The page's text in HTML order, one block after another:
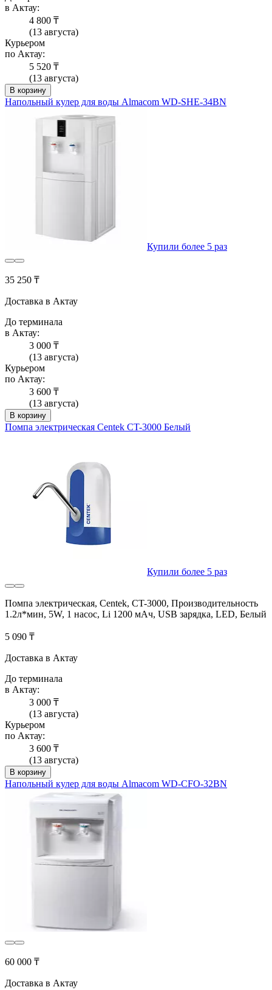
в Актау:
4 800 ₸
(13 августа)
Курьером
по Актау:
5 520 ₸
(13 августа)
В корзину
Напольный кулер для воды Almacom WD-SHE-34BN
Купили более 5 раз
35 250 ₸
Доставка в Актау
До терминала
в Актау:
3 000 ₸
(13 августа)
Курьером
по Актау:
3 600 ₸
(13 августа)
В корзину
Помпа электрическая Centek CT-3000 Белый
Купили более 5 раз
Помпа электрическая, Centek, CT-3000, Производительность
1.2л*мин, 5W, 1 насос, Li 1200 мАч, USB зарядка, LED, Белый
5 090 ₸
Доставка в Актау
До терминала
в Актау:
3 000 ₸
(13 августа)
Курьером
по Актау:
3 600 ₸
(13 августа)
В корзину
Напольный кулер для воды Almacom WD-CFO-32BN
60 000 ₸
Доставка в Актау